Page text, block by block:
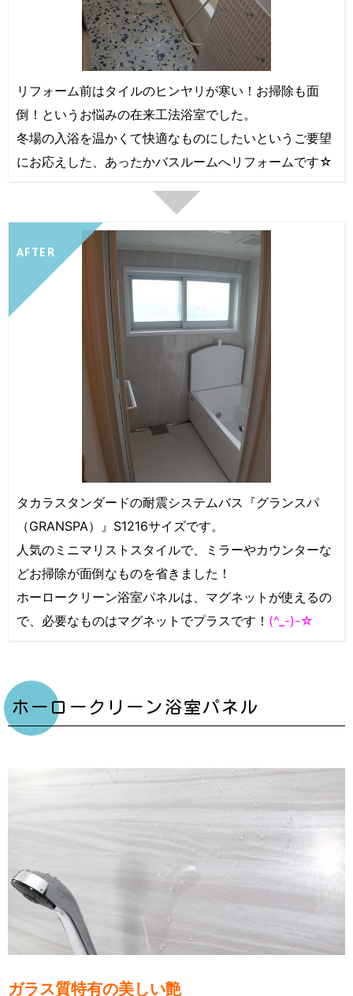
リフォーム前はタイルのヒンヤリが寒い！お掃除も面
倒！というお悩みの在来工法浴室でした。
冬場の入浴を温かくて快適なものにしたいというご要望
にお応えした、あったかバスルームへリフォームです☆
AFTER
タカラスタンダードの耐震システムバス『グランスパ
（GRANSPA）』S1216サイズです。
人気のミニマリストスタイルで、ミラーやカウンターな
どお掃除が面倒なものを省きました！
ホーロークリーン浴室パネルは、マグネットが使えるの
で、必要なものはマグネットでプラスです！ (^_-)-☆
ホーロークリーン浴室パネル
ガラス質特有の美しい艶